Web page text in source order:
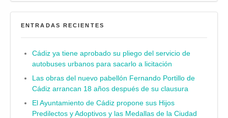
ENTRADAS RECIENTES
Cádiz ya tiene aprobado su pliego del servicio de
autobuses urbanos para sacarlo a licitación
Las obras del nuevo pabellón Fernando Portillo de
Cádiz arrancan 18 años después de su clausura
El Ayuntamiento de Cádiz propone sus Hijos
Predilectos y Adoptivos y las Medallas de la Ciudad